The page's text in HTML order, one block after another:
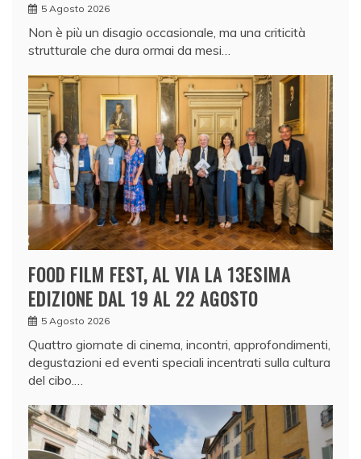
5 Agosto 2026
Non è più un disagio occasionale, ma una criticità
strutturale che dura ormai da mesi…
FOOD FILM FEST, AL VIA LA 13ESIMA
EDIZIONE DAL 19 AL 22 AGOSTO
5 Agosto 2026
Quattro giornate di cinema, incontri, approfondimenti,
degustazioni ed eventi speciali incentrati sulla cultura
del cibo.…